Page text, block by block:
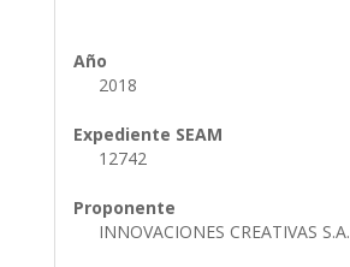
Año
2018
Expediente SEAM
12742
Proponente
INNOVACIONES CREATIVAS S.A.